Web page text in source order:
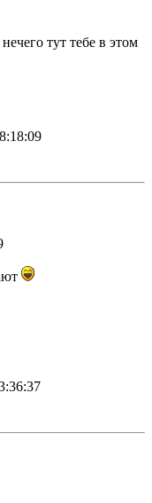
тут тебе в этом